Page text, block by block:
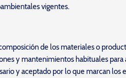
vigentes.
de los materiales o
y mantenimientos habituales para
y aceptado por lo que marcan los